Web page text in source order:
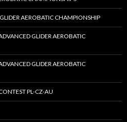
AEROBATIC CHAMPIONSHIP
GLIDER AEROBATIC
GLIDER AEROBATIC
PL-CZ-AU